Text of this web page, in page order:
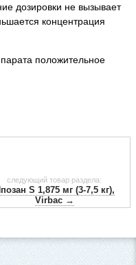
дозировки не вызывает
концентрация
положительное
следующий товар раздела:
S 1,875 мг (3-7,5 кг),
Virbac →